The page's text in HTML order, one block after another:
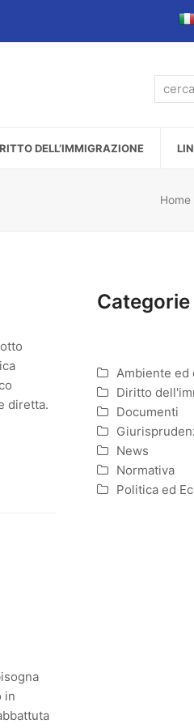
DELL’IMMIGRAZIONE
Home
diretta.
in
Categorie
Ambiente ed
Diritto
Documenti
News
Normativa
Politica ed